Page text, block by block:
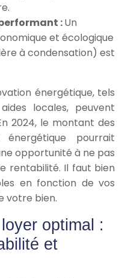
:Un
et écologique
à condensation) est
énergétique, tels
locales, peuvent
2024, le montant des
pourrait
opportunité à ne pas
rentabilité. Il faut bien
en fonction de vos
votre bien.
optimal :
et